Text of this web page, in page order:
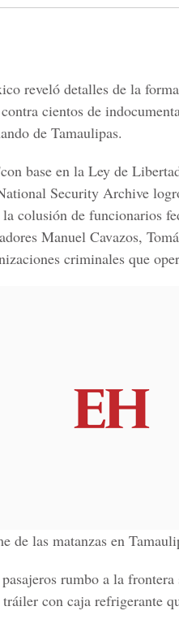
reveló detalles de la
cientos de
de Tamaulipas.
base en la Ley de
Security Archive
colusión de funcionarios
Manuel Cavazos,
criminales que
de las matanzas en
rumbo a la
con caja refrigerante